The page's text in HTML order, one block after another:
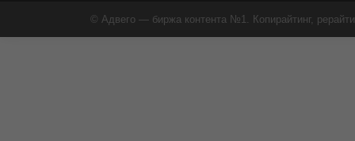
© Адвего — биржа контента №1. Копирайтинг,